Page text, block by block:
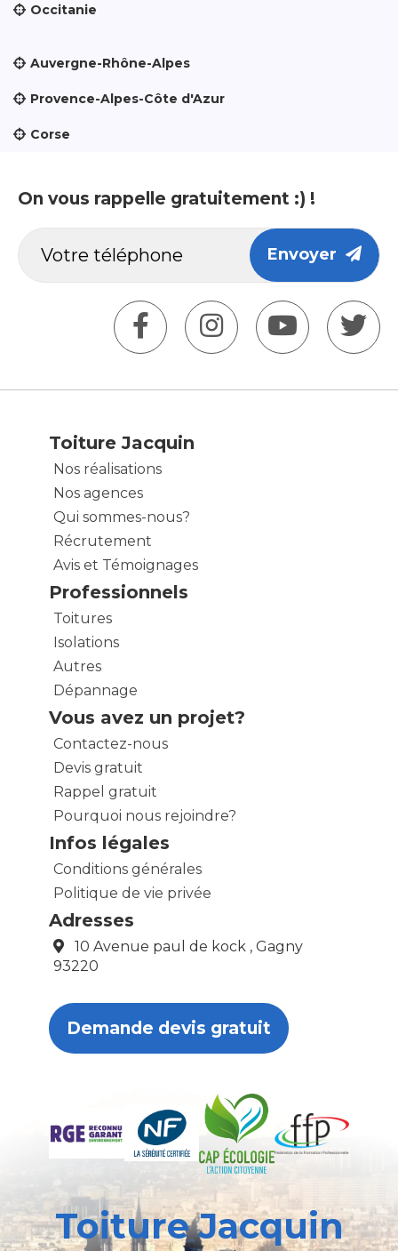
Occitanie
Auvergne-Rhône-Alpes
Provence-Alpes-Côte d'Azur
Corse
On vous rappelle gratuitement :) !
Envoyer
Toiture Jacquin
Nos réalisations
Nos agences
Qui sommes-nous?
Récrutement
Avis et Témoignages
Professionnels
Toitures
Isolations
Autres
Dépannage
Vous avez un projet?
Contactez-nous
Devis gratuit
Rappel gratuit
Pourquoi nous rejoindre?
Infos légales
Conditions générales
Politique de vie privée
Adresses
10 Avenue paul de kock , Gagny
93220
Demande devis gratuit
Toiture Jacquin